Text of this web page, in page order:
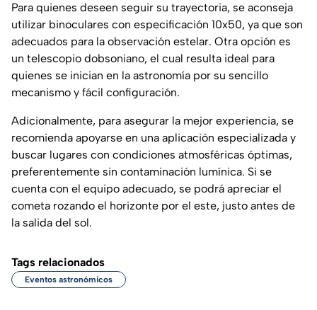
Para quienes deseen seguir su trayectoria, se aconseja
utilizar binoculares con especificación 10x50, ya que son
adecuados para la observación estelar. Otra opción es
un telescopio dobsoniano, el cual resulta ideal para
quienes se inician en la astronomía por su sencillo
mecanismo y fácil configuración.
Adicionalmente, para asegurar la mejor experiencia, se
recomienda apoyarse en una aplicación especializada y
buscar lugares con condiciones atmosféricas óptimas,
preferentemente sin contaminación lumínica. Si se
cuenta con el equipo adecuado, se podrá apreciar el
cometa rozando el horizonte por el este, justo antes de
la salida del sol.
Tags relacionados
Eventos astronómicos